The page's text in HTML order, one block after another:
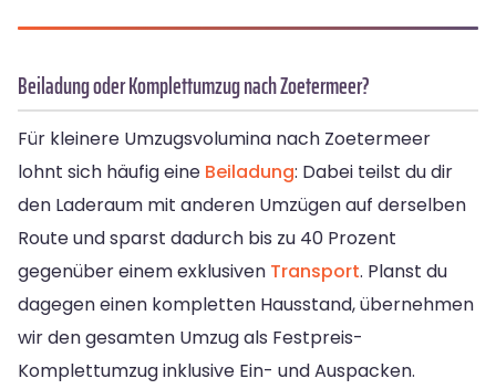
Beiladung oder Komplettumzug nach Zoetermeer?
Für kleinere Umzugsvolumina nach Zoetermeer
lohnt sich häufig eine Beiladung: Dabei teilst du dir
den Laderaum mit anderen Umzügen auf derselben
Route und sparst dadurch bis zu 40 Prozent
gegenüber einem exklusiven Transport. Planst du
dagegen einen kompletten Hausstand, übernehmen
wir den gesamten Umzug als Festpreis-
Komplettumzug inklusive Ein- und Auspacken.